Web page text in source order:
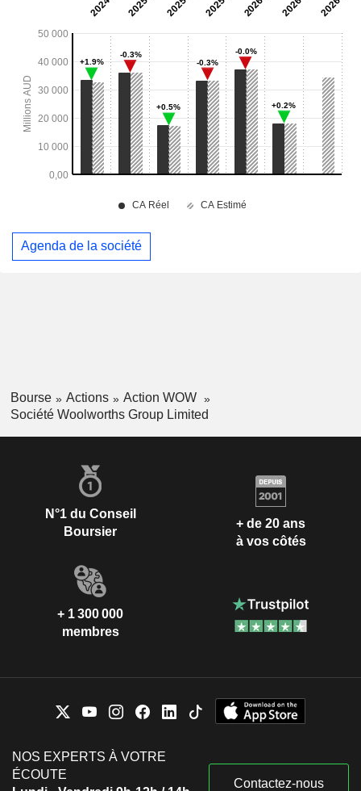
Agenda de la société
Bourse Actions
Action WOW
Société Woolworths Group Limited
N°1 du Conseil
Boursier
+ de 20 ans
à vos côtés
+ 1 300 000
membres
NOS EXPERTS À VOTRE
ÉCOUTE
Contactez-nous